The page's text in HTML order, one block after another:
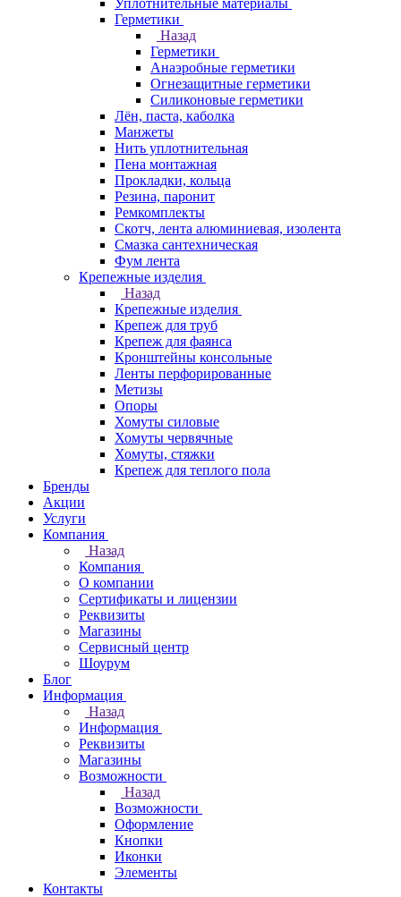
Уплотнительные материалы
Герметики
Назад
Герметики
Анаэробные герметики
Огнезащитные герметики
Силиконовые герметики
Лён, паста, каболка
Манжеты
Нить уплотнительная
Пена монтажная
Прокладки, кольца
Резина, паронит
Ремкомплекты
Скотч, лента алюминиевая, изолента
Смазка сантехническая
Фум лента
Крепежные изделия
Назад
Крепежные изделия
Крепеж для труб
Крепеж для фаянса
Кронштейны консольные
Ленты перфорированные
Метизы
Опоры
Хомуты силовые
Хомуты червячные
Хомуты, стяжки
Крепеж для теплого пола
Бренды
Акции
Услуги
Компания
Назад
Компания
О компании
Сертификаты и лицензии
Реквизиты
Магазины
Сервисный центр
Шоурум
Блог
Информация
Назад
Информация
Реквизиты
Магазины
Возможности
Назад
Возможности
Оформление
Кнопки
Иконки
Элементы
Контакты